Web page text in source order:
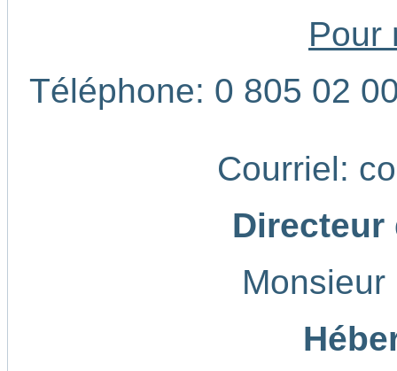
Pour
Téléphone: 0 805 02
Courriel:
Monsieur